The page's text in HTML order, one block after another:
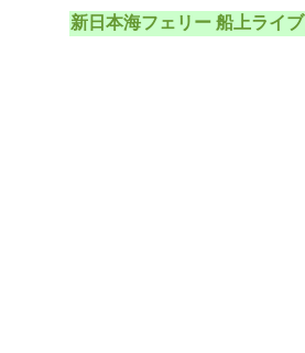
新日本海フェリー 船上ライブ